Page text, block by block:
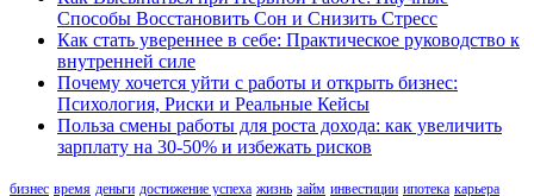
Способы Восстановить Сон и Снизить Стресс
Как стать увереннее в себе: Практическое руководство к
внутренней силе
Почему хочется уйти с работы и открыть бизнес:
Психология, Риски и Реальные Кейсы
Польза смены работы для роста дохода: как увеличить
зарплату на 30-50% и избежать рисков
бизнес время деньги достижение успеха жизнь займ инвестиции ипотека карьера